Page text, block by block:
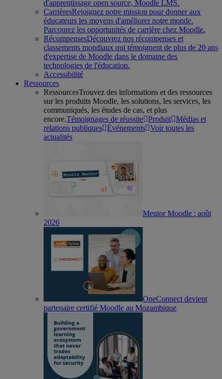
d'apprentissage open source, Moodle LMS.
CarrièresRejoignez notre mission pour donner aux
éducateurs les moyens d'améliorer notre monde.
Parcourez les opportunités de carrière chez Moodle.
RécompensesDécouvrez nos récompenses et
classements mondiaux qui témoignent de plus de 20 ans
d'expertise de Moodle dans le domaine des
technologies de l'éducation.
Accessibilité
Ressources
RessourcesTrouvez des informations et des ressources
sur les produits Moodle, les solutions, les services, les
communiqués, les études de cas, et plus
encore.Témoignages de réussite Produit Médias et
relations publiques Événements Voir toutes les
actualités
Mentor Moodle : août
2026
OneConnect devient
partenaire certifié Moodle au Mozambique